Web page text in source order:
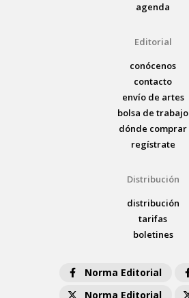
agenda
Editorial
conócenos
contacto
envío de artes
bolsa de trabajo
dónde comprar
regístrate
Distribución
distribución
tarifas
boletines
Norma Editorial
Norma Editorial